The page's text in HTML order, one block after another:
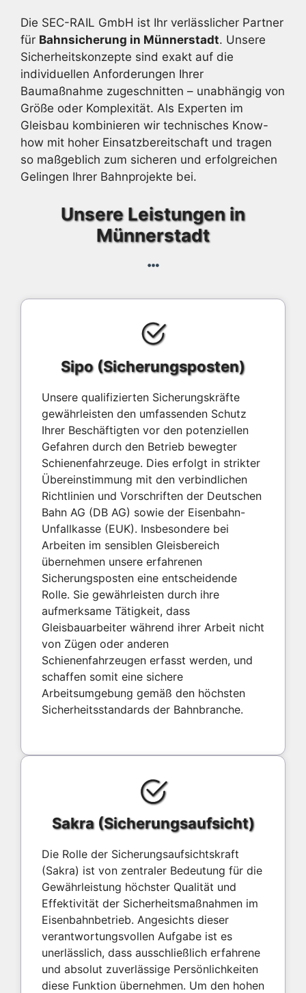
Die SEC-RAIL GmbH ist Ihr verlässlicher Partner
für Bahnsicherung in Münnerstadt. Unsere
Sicherheitskonzepte sind exakt auf die
individuellen Anforderungen Ihrer
Baumaßnahme zugeschnitten – unabhängig von
Größe oder Komplexität. Als Experten im
Gleisbau kombinieren wir technisches Know-
how mit hoher Einsatzbereitschaft und tragen
so maßgeblich zum sicheren und erfolgreichen
Gelingen Ihrer Bahnprojekte bei.
Unsere Leistungen in
Münnerstadt
Sipo (Sicherungsposten)
Unsere qualifizierten Sicherungskräfte
gewährleisten den umfassenden Schutz
Ihrer Beschäftigten vor den potenziellen
Gefahren durch den Betrieb bewegter
Schienenfahrzeuge. Dies erfolgt in strikter
Übereinstimmung mit den verbindlichen
Richtlinien und Vorschriften der Deutschen
Bahn AG (DB AG) sowie der Eisenbahn-
Unfallkasse (EUK). Insbesondere bei
Arbeiten im sensiblen Gleisbereich
übernehmen unsere erfahrenen
Sicherungsposten eine entscheidende
Rolle. Sie gewährleisten durch ihre
aufmerksame Tätigkeit, dass
Gleisbauarbeiter während ihrer Arbeit nicht
von Zügen oder anderen
Schienenfahrzeugen erfasst werden, und
schaffen somit eine sichere
Arbeitsumgebung gemäß den höchsten
Sicherheitsstandards der Bahnbranche.
Sakra (Sicherungsaufsicht)
Die Rolle der Sicherungsaufsichtskraft
(Sakra) ist von zentraler Bedeutung für die
Gewährleistung höchster Qualität und
Effektivität der Sicherheitsmaßnahmen im
Eisenbahnbetrieb. Angesichts dieser
verantwortungsvollen Aufgabe ist es
unerlässlich, dass ausschließlich erfahrene
und absolut zuverlässige Persönlichkeiten
diese Funktion übernehmen. Um den hohen